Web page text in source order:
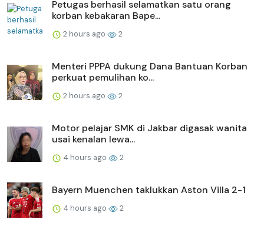
Petugas berhasil selamatkan satu orang
korban kebakaran Bape...
2 hours ago 2
Menteri PPPA dukung Dana Bantuan Korban
perkuat pemulihan ko...
2 hours ago 2
Motor pelajar SMK di Jakbar digasak wanita
usai kenalan lewa...
4 hours ago 2
Bayern Muenchen taklukkan Aston Villa 2-1
4 hours ago 2